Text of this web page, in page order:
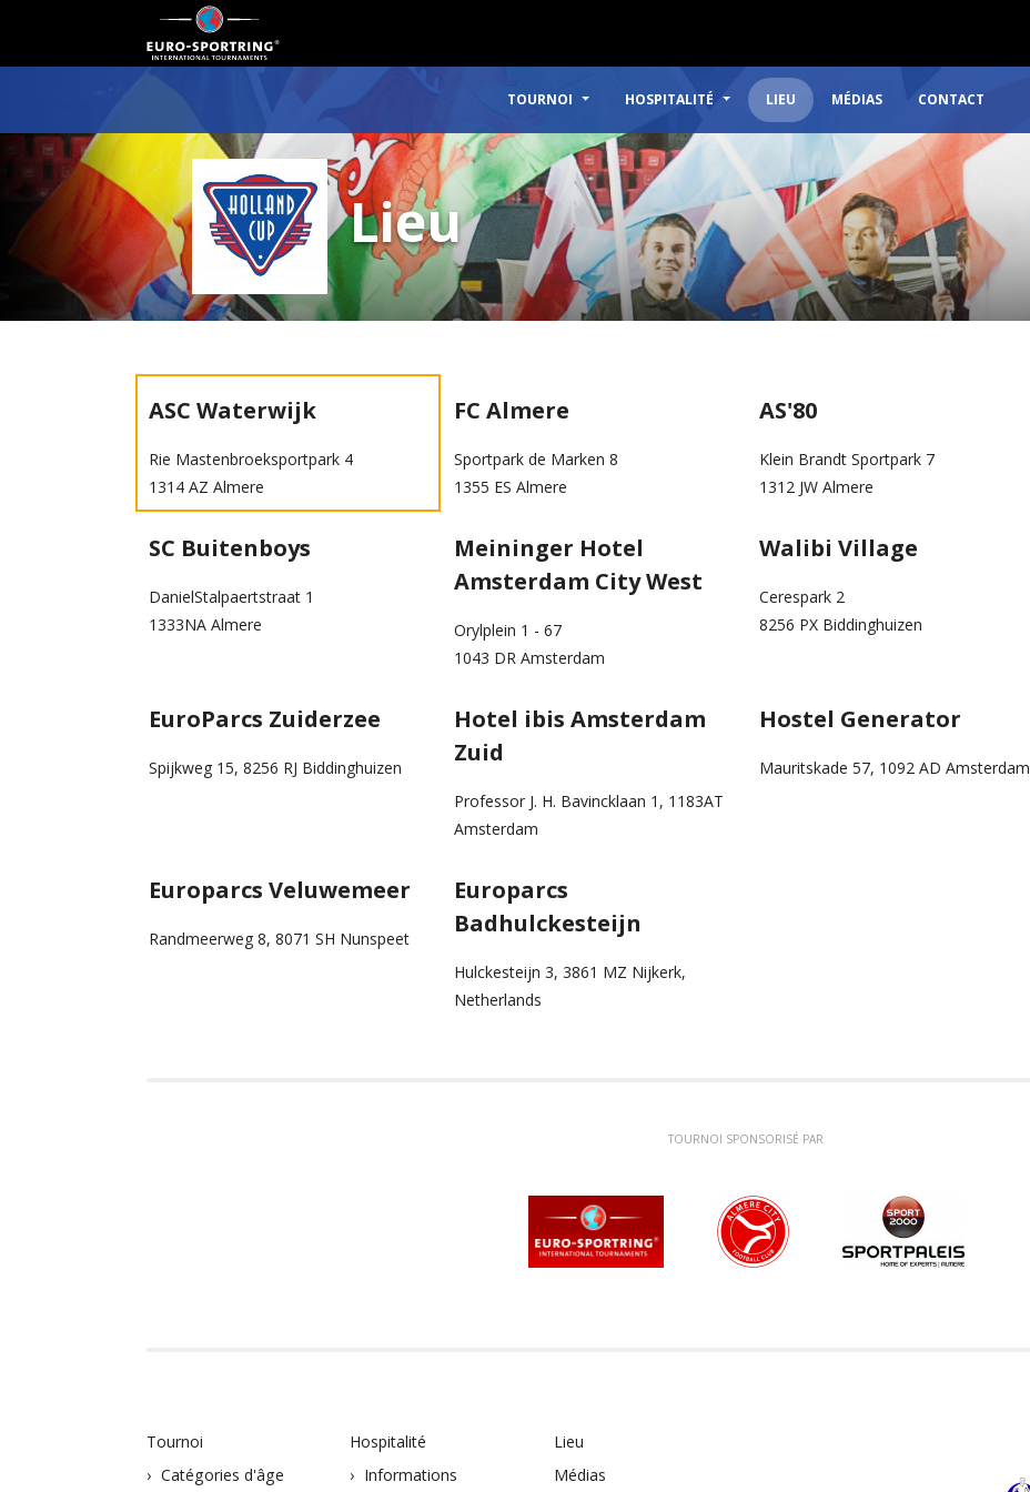
TOURNOI HOSPITALITÉ LIEU MÉDIAS CONTACT
Lieu
ASC Waterwijk
Rie Mastenbroeksportpark 4
1314 AZ Almere
FC Almere
Sportpark de Marken 8
1355 ES Almere
AS'80
Klein Brandt Sportpark 7
1312 JW Almere
SC Buitenboys
DanielStalpaertstraat 1
1333NA Almere
Meininger Hotel
Amsterdam City West
Orylplein 1 - 67
1043 DR Amsterdam
Walibi Village
Cerespark 2
8256 PX Biddinghuizen
EuroParcs Zuiderzee
Spijkweg 15, 8256 RJ Biddinghuizen
Hotel ibis Amsterdam
Zuid
Professor J. H. Bavincklaan 1, 1183AT
Amsterdam
Hostel Generator
Mauritskade 57, 1092 AD Amsterdam
Europarcs Veluwemeer
Randmeerweg 8, 8071 SH Nunspeet
Europarcs
Badhulckesteijn
Hulckesteijn 3, 3861 MZ Nijkerk,
Netherlands
TOURNOI SPONSORISÉ PAR
Tournoi
Catégories d'âge
Hospitalité
Informations
Lieu
Médias